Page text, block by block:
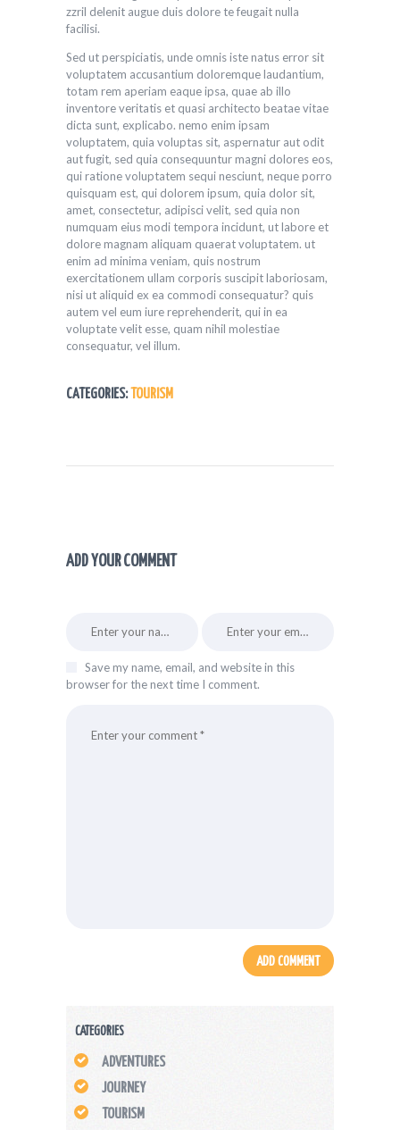
zzril delenit augue duis dolore te feugait nulla
facilisi.
Sed ut perspiciatis, unde omnis iste natus error sit
voluptatem accusantium doloremque laudantium,
totam rem aperiam eaque ipsa, quae ab illo
inventore veritatis et quasi architecto beatae vitae
dicta sunt, explicabo. nemo enim ipsam
voluptatem, quia voluptas sit, aspernatur aut odit
aut fugit, sed quia consequuntur magni dolores eos,
qui ratione voluptatem sequi nesciunt, neque porro
quisquam est, qui dolorem ipsum, quia dolor sit,
amet, consectetur, adipisci velit, sed quia non
numquam eius modi tempora incidunt, ut labore et
dolore magnam aliquam quaerat voluptatem. ut
enim ad minima veniam, quis nostrum
exercitationem ullam corporis suscipit laboriosam,
nisi ut aliquid ex ea commodi consequatur? quis
autem vel eum iure reprehenderit, qui in ea
voluptate velit esse, quam nihil molestiae
consequatur, vel illum.
CATEGORIES: TOURISM
ADD YOUR COMMENT
Save my name, email, and website in this
browser for the next time I comment.
CATEGORIES
ADVENTURES
JOURNEY
TOURISM